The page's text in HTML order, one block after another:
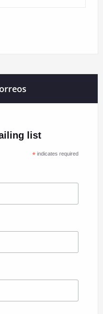
list
*indicates required